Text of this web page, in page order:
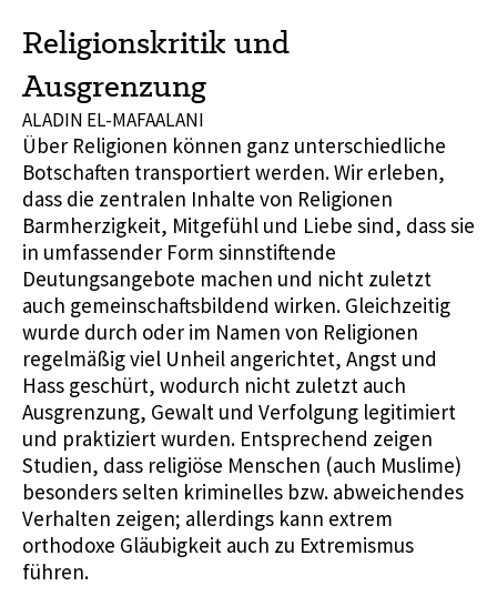
Religionskritik und
Ausgrenzung
ALADIN EL-MAFAALANI
Über Religionen können ganz unterschiedliche
Botschaften transportiert werden. Wir erleben,
dass die zentralen Inhalte von Religionen
Barmherzigkeit, Mitgefühl und Liebe sind, dass sie
in umfassender Form sinnstiftende
Deutungsangebote machen und nicht zuletzt
auch gemeinschaftsbildend wirken. Gleichzeitig
wurde durch oder im Namen von Religionen
regelmäßig viel Unheil angerichtet, Angst und
Hass geschürt, wodurch nicht zuletzt auch
Ausgrenzung, Gewalt und Verfolgung legitimiert
und praktiziert wurden. Entsprechend zeigen
Studien, dass religiöse Menschen (auch Muslime)
besonders selten kriminelles bzw. abweichendes
Verhalten zeigen; allerdings kann extrem
orthodoxe Gläubigkeit auch zu Extremismus
führen.